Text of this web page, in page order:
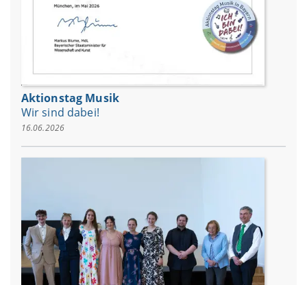
Aktionstag Musik
Wir sind dabei!
16.06.2026